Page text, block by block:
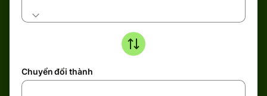
Chuyển đổi thành